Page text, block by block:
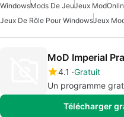
WindowsMods De JeuJeux Mod
Jeux De Rôle Pour WindowsJeux
MoD Imperial
4.1 Gratuit
Un programme
Télécharger